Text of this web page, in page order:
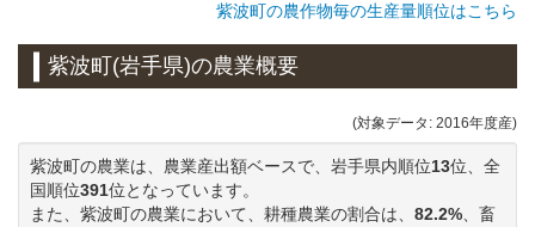
紫波町の農作物毎の生産量順位はこちら
紫波町(岩手県)の農業概要
(対象データ: 2016年度産)
紫波町の農業は、農業産出額ベースで、岩手県内順位13位、全
国順位391位となっています。
また、紫波町の農業において、耕種農業の割合は、 82.2% 、畜